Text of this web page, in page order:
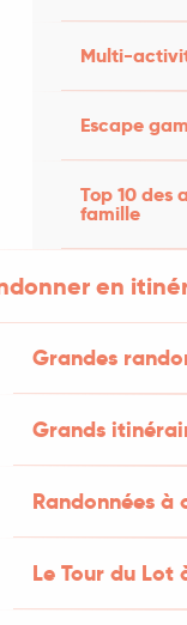
Multi-
Escape
Top 10 des
famille
en
Grandes
Grands
Randonnées
Le Tour du Lot